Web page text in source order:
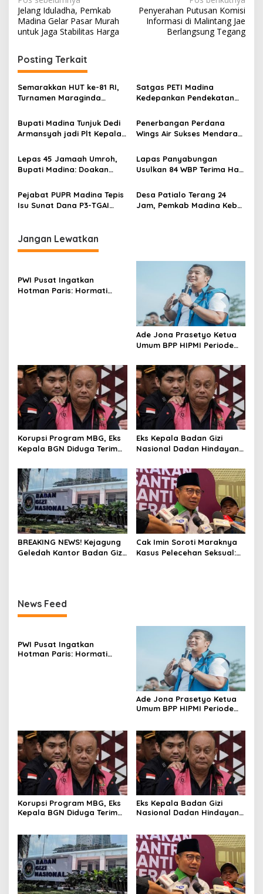
pos
Jelang Iduladha, Pemkab
Madina Gelar Pasar Murah
untuk Jaga Stabilitas Harga
Penyerahan Putusan Komisi
Informasi di Malintang Jae
Berlangsung Tegang
Posting Terkait
Semarakkan HUT ke-81 RI,
Turnamen Maraginda
Dimulai
Satgas PETI Madina
Kedepankan Pendekatan
Tegas Tambang Ilegal
Bupati Madina Tunjuk Dedi
Armansyah jadi Plt Kepala
Lubis
Penerbangan Perdana
Wings Air Sukses Mendarat
Natal
Lepas 45 Jamaah Umroh,
Bupati Madina: Doakan
Lapas Panyabungan
Usulkan 84 WBP Terima Hak
Pejabat PUPR Madina Tepis
Isu Sunat Dana P3-TGAI
Desa Patialo Terang 24
Jam, Pemkab Madina Kebut
Jangan Lewatkan
PWI Pusat Ingatkan
Hotman Paris: Hormati
Ade Jona Prasetyo Ketua
Umum BPP HIPMI Periode
Korupsi Program MBG, Eks
Kepala BGN Diduga Terima
Eks Kepala Badan Gizi
Nasional Dadan Hindayana
BREAKING NEWS! Kejagung
Geledah Kantor Badan Gizi
Cak Imin Soroti Maraknya
Kasus Pelecehan Seksual:
News Feed
PWI Pusat Ingatkan
Hotman Paris: Hormati
Ade Jona Prasetyo Ketua
Umum BPP HIPMI Periode
Korupsi Program MBG, Eks
Kepala BGN Diduga Terima
Eks Kepala Badan Gizi
Nasional Dadan Hindayana